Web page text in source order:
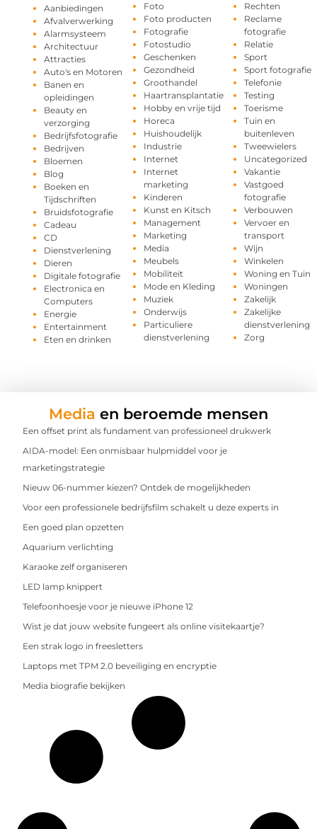
Aanbiedingen
Afvalverwerking
Alarmsysteem
Architectuur
Attracties
Auto's en Motoren
Banen en
opleidingen
Beauty en
verzorging
Bedrijfsfotografie
Bedrijven
Bloemen
Blog
Boeken en
Tijdschriften
Bruidsfotografie
Cadeau
CD
Dienstverlening
Dieren
Digitale fotografie
Electronica en
Computers
Energie
Entertainment
Eten en drinken
Foto
Foto producten
Fotografie
Fotostudio
Geschenken
Gezondheid
Groothandel
Haartransplantatie
Hobby en vrije tijd
Horeca
Huishoudelijk
Industrie
Internet
Internet
marketing
Kinderen
Kunst en Kitsch
Management
Marketing
Media
Meubels
Mobiliteit
Mode en Kleding
Muziek
Onderwijs
Particuliere
dienstverlening
Rechten
Reclame
fotografie
Relatie
Sport
Sport fotografie
Telefonie
Testing
Toerisme
Tuin en
buitenleven
Tweewielers
Uncategorized
Vakantie
Vastgoed
fotografie
Verbouwen
Vervoer en
transport
Wijn
Winkelen
Woning en Tuin
Woningen
Zakelijk
Zakelijke
dienstverlening
Zorg
Media en beroemde mensen
Een offset print als fundament van professioneel drukwerk
AIDA-model: Een onmisbaar hulpmiddel voor je
marketingstrategie
Nieuw 06-nummer kiezen? Ontdek de mogelijkheden
Voor een professionele bedrijfsfilm schakelt u deze experts in
Een goed plan opzetten
Aquarium verlichting
Karaoke zelf organiseren
LED lamp knippert
Telefoonhoesje voor je nieuwe iPhone 12
Wist je dat jouw website fungeert als online visitekaartje?
Een strak logo in freesletters
Laptops met TPM 2.0 beveiliging en encryptie
Media biografie bekijken